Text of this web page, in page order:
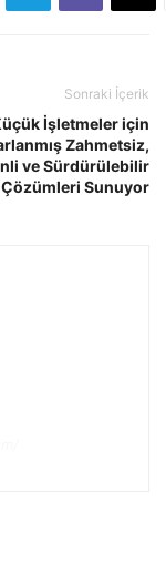
Sonraki İçerik
İşletmeler için
Zahmetsiz,
ve Sürdürülebilir
Çözümleri Sunuyor